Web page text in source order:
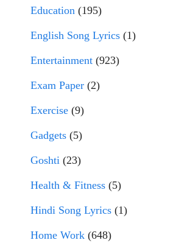
Education (195)
English Song Lyrics (1)
Entertainment (923)
Exam Paper (2)
Exercise (9)
Gadgets (5)
Goshti (23)
Health & Fitness (5)
Hindi Song Lyrics (1)
Home Work (648)